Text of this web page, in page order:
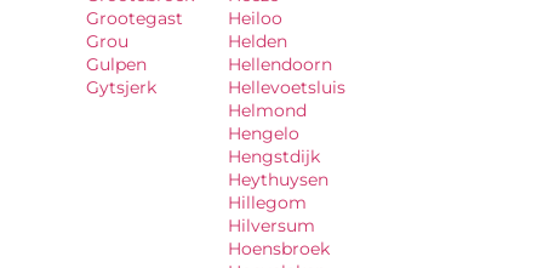
Grootegast
Grou
Gulpen
Gytsjerk
Heiloo
Helden
Hellendoorn
Hellevoetsluis
Helmond
Hengelo
Hengstdijk
Heythuysen
Hillegom
Hilversum
Hoensbroek